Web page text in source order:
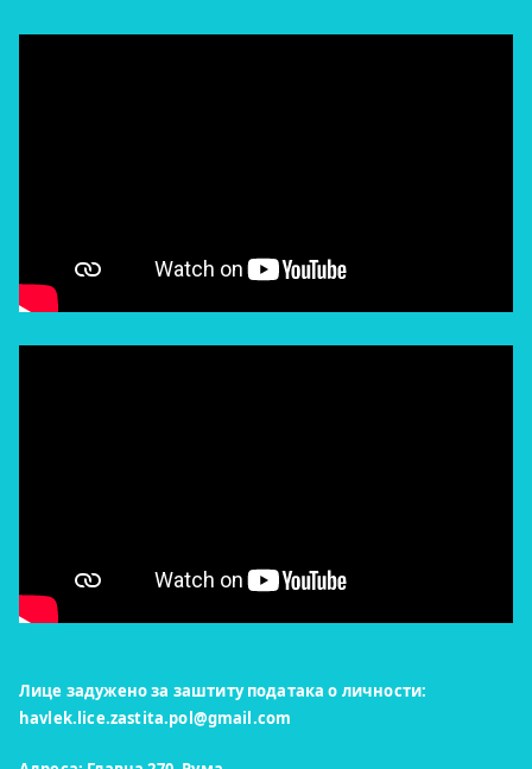
Лице задужено за заштиту података о личности:
havlek.lice.zastita.pol@gmail.com